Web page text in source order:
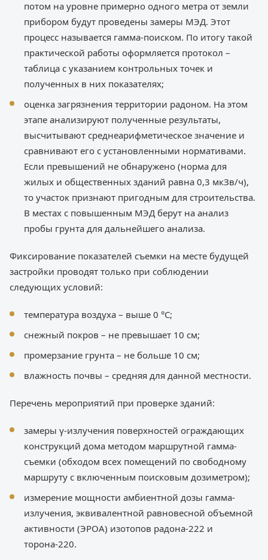
потом на уровне примерно одного метра от земли
прибором будут проведены замеры МЭД. Этот
процесс называется гамма-поиском. По итогу такой
практической работы оформляется протокол –
таблица с указанием контрольных точек и
полученных в них показателях;
оценка загрязнения территории радоном. На этом
этапе анализируют полученные результаты,
высчитывают среднеарифметическое значение и
сравнивают его с установленными нормативами.
Если превышений не обнаружено (норма для
жилых и общественных зданий равна 0,3 мкЗв/ч),
то участок признают пригодным для строительства.
В местах с повышенным МЭД берут на анализ
пробы грунта для дальнейшего анализа.
Фиксирование показателей съемки на месте будущей
застройки проводят только при соблюдении
следующих условий:
температура воздуха – выше 0 °C;
снежный покров – не превышает 10 см;
промерзание грунта – не больше 10 см;
влажность почвы – средняя для данной местности.
Перечень мероприятий при проверке зданий:
замеры γ-излучения поверхностей ограждающих
конструкций дома методом маршрутной гамма-
съемки (обходом всех помещений по свободному
маршруту с включенным поисковым дозиметром);
измерение мощности амбиентной дозы гамма-
излучения, эквивалентной равновесной объемной
активности (ЭРОА) изотопов радона-222 и
торона-220.